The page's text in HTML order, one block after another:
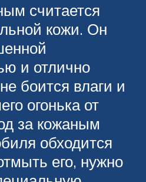
считается
кожи. Он
и отлично
боится влаги и
огонька от
за кожаным
обходится
его, нужно